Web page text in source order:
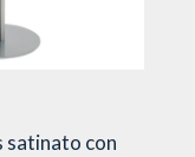
satinato con